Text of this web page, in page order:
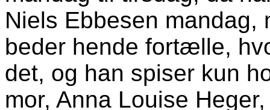
Niels Ebbesen mandag,
beder hende fortælle,
det, og han spiser kun
mor, Anna Louise